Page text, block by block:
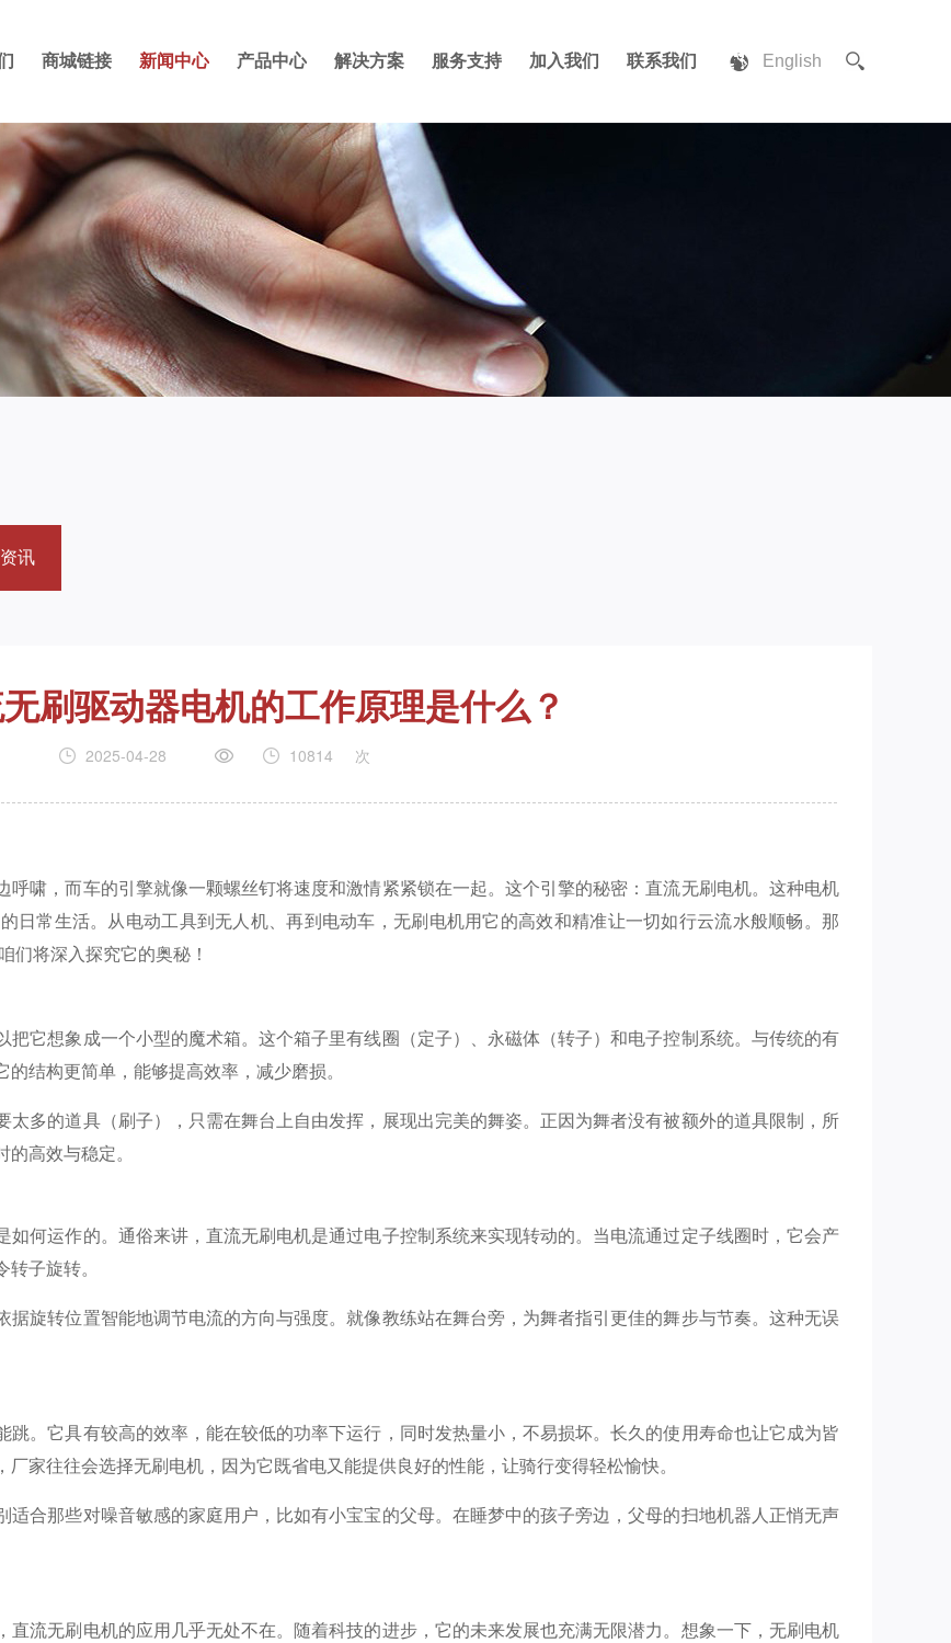
商城链接 新闻中心 产品中心 解决方案 服务支持 加入我们 联系我们 English
讯
刷驱动器电机的工作原理是什么？
2025-04-28 10814 次
啸，而车的引擎就像一颗螺丝钉将速度和激情紧紧锁在一起。这个引擎的秘密：直流无刷电机。这种电机
日常生活。从电动工具到无人机、再到电动车，无刷电机用它的高效和精准让一切如行云流水般顺畅。那
们将深入探究它的奥秘！
它想象成一个小型的魔术箱。这个箱子里有线圈（定子）、永磁体（转子）和电子控制系统。与传统的有
结构更简单，能够提高效率，减少磨损。
多的道具（刷子），只需在舞台上自由发挥，展现出完美的舞姿。正因为舞者没有被额外的道具限制，所
高效与稳定。
何运作的。通俗来讲，直流无刷电机是通过电子控制系统来实现转动的。当电流通过定子线圈时，它会产
子旋转。
旋转位置智能地调节电流的方向与强度。就像教练站在舞台旁，为舞者指引更佳的舞步与节奏。这种无误
。它具有较高的效率，能在较低的功率下运行，同时发热量小，不易损坏。长久的使用寿命也让它成为皆
家往往会选择无刷电机，因为它既省电又能提供良好的性能，让骑行变得轻松愉快。
合那些对噪音敏感的家庭用户，比如有小宝宝的父母。在睡梦中的孩子旁边，父母的扫地机器人正悄无声
流无刷电机的应用几乎无处不在。随着科技的进步，它的未来发展也充满无限潜力。想象一下，无刷电机